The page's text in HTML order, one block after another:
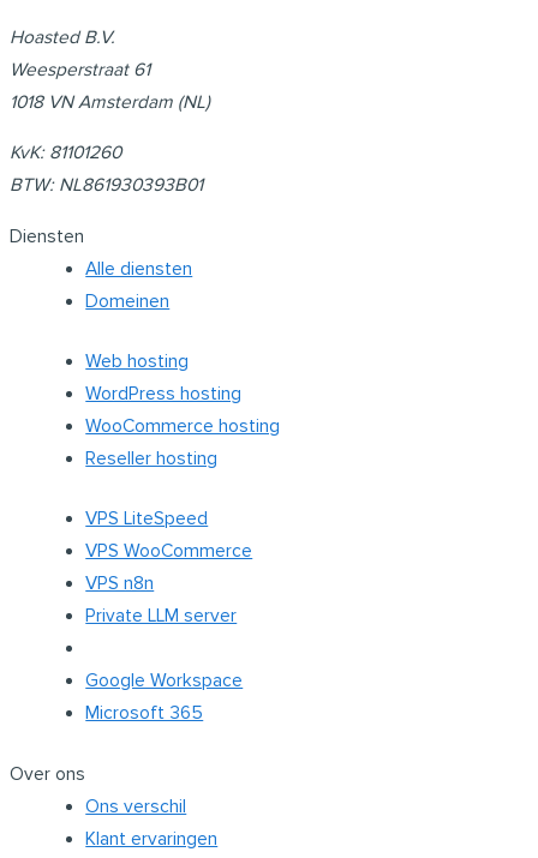
Hoasted B.V.
Weesperstraat 61
1018 VN Amsterdam (NL)
KvK: 81101260
BTW: NL861930393B01
Diensten
Alle diensten
Domeinen
Web hosting
WordPress hosting
WooCommerce hosting
Reseller hosting
VPS LiteSpeed
VPS WooCommerce
VPS n8n
Private LLM server
Google Workspace
Microsoft 365
Over ons
Ons verschil
Klant ervaringen